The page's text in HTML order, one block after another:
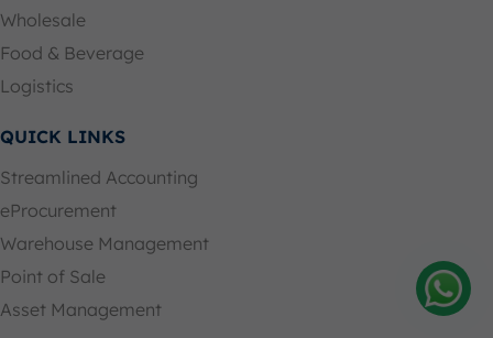
Wholesale
Food & Beverage
Logistics
QUICK LINKS
Streamlined Accounting
eProcurement
Warehouse Management
Point of Sale
Asset Management